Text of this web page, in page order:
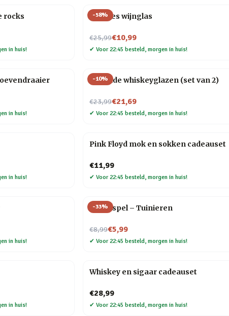
rocks
in huis!
-58%
Wijnfles wijnglas
€25,99
Nu voor€10,99
✔ Voor 22:45 besteld, morgen in huis!
in huis!
-10%
Rollende whiskeyglazen (set van 2)
€23,99
Nu voor€21,69
✔ Voor 22:45 besteld, morgen in huis!
in huis!
Pink Floyd mok en sokken cadeauset
€11,99
✔ Voor 22:45 besteld, morgen in huis!
in huis!
-33%
Trivia spel – Tuinieren
€8,99
Nu voor€5,99
✔ Voor 22:45 besteld, morgen in huis!
in huis!
Whiskey en sigaar cadeauset
€28,99
✔ Voor 22:45 besteld, morgen in huis!